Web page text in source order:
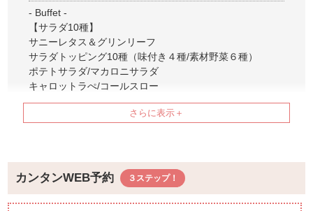
- Buffet -
【サラダ10種】
サニーレタス＆グリンリーフ
サラダトッピング10種（味付き４種/素材野菜６種）
ポテトサラダ/マカロニサラダ
キャロットラぺ/コールスロー
冬瓜＆ツナ/豆苗
・チェリートマトのカプレーゼ
・抹茶とフロマージュのミニタルト ベーコンチップ添え
・ミニタルト、抹茶フロマージュ
カンタンWEB予約